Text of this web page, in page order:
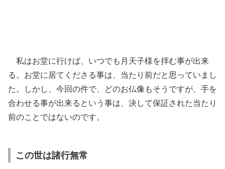
私はお堂に行けば、いつでも月天子様を拝む事が出来
る。お堂に居てくださる事は、当たり前だと思っていまし
た。しかし、今回の件で、どのお仏像もそうですが、手を
合わせる事が出来るという事は、決して保証された当たり
前のことではないのです。
この世は諸行無常